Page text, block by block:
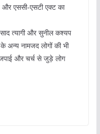
एससी-एसटी एक्ट का
त्यागी और सुनील कश्यप
के अन्य नामजद लोगों की भी
और चर्च से जुड़े लोग